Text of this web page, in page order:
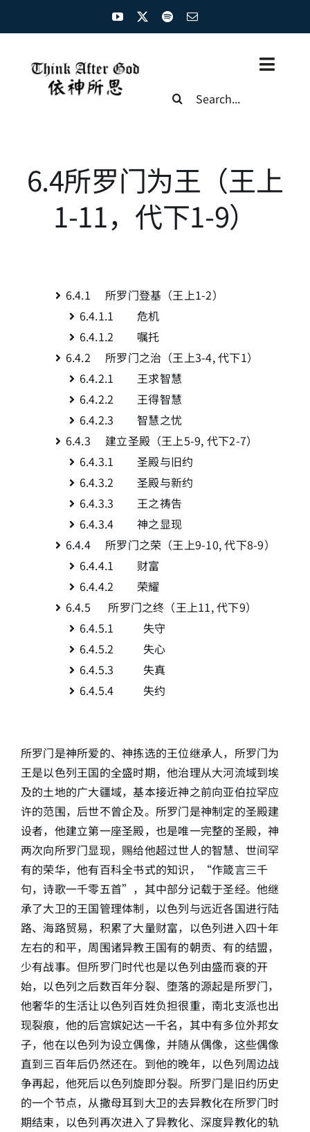
圣经概览
基督徒生命
Search
6.4所罗门为王（王上
1-11，代下1-9）
6.4.1 所罗门登基（王上1-2）
6.4.1.1 危机
6.4.1.2 嘱托
6.4.2 所罗门之治（王上3-4, 代下1）
6.4.2.1 王求智慧
6.4.2.2 王得智慧
6.4.2.3 智慧之忧
6.4.3 建立圣殿（王上5-9, 代下2-7）
6.4.3.1 圣殿与旧约
6.4.3.2 圣殿与新约
6.4.3.3 王之祷告
6.4.3.4 神之显现
6.4.4 所罗门之荣（王上9-10, 代下8-9）
6.4.4.1 财富
6.4.4.2 荣耀
6.4.5 所罗门之终（王上11, 代下9）
6.4.5.1 失守
6.4.5.2 失心
6.4.5.3 失真
6.4.5.4 失约
所罗门是神所爱的、神拣选的王位继承人，所罗门为
王是以色列王国的全盛时期，他治理从大河流域到埃
及的土地的广大疆域，基本接近神之前向亚伯拉罕应
许的范围，后世不曾企及。所罗门是神制定的圣殿建
设者，他建立第一座圣殿，也是唯一完整的圣殿，神
两次向所罗门显现，赐给他超过世人的智慧、世间罕
有的荣华，他有百科全书式的知识，“作箴言三千
句，诗歌一千零五首”，其中部分记载于圣经。他继
承了大卫的王国管理体制，以色列与远近各国进行陆
路、海路贸易，积累了大量财富，以色列进入四十年
左右的和平，周围诸异教王国有的朝贡、有的结盟，
少有战事。但所罗门时代也是以色列由盛而衰的开
始，以色列之后数百年分裂、堕落的源起是所罗门，
他奢华的生活让以色列百姓负担很重，南北支派也出
现裂痕，他的后宫嫔妃达一千名，其中有多位外邦女
子，他在以色列为设立偶像，并随从偶像，这些偶像
直到三百年后仍然还在。到他的晚年，以色列周边战
争再起，他死后以色列旋即分裂。所罗门是旧约历史
的一个节点，从撒母耳到大卫的去异教化在所罗门时
期结束，以色列再次进入了异教化、深度异教化的轨